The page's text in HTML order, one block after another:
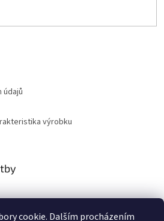
cookie. Dalším procházením
údajů
výrobku